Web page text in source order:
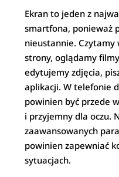
Ekran to jeden z
smartfona, ponieważ
nieustannie.
strony, oglądamy
edytujemy zdjęcia,
aplikacji. W telefonie
powinien być przede
i przyjemny dla oczu.
zaawansowanych
powinien zapewniać
sytuacjach.